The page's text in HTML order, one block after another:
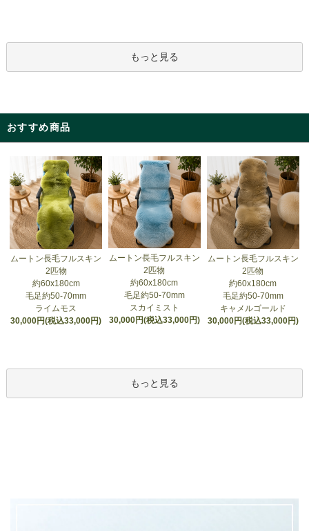
もっと見る
おすすめ商品
ムートン長毛フルスキン
2匹物
約60x180cm
毛足約50-70mm
ライムモス
30,000円(税込33,000円)
ムートン長毛フルスキン
2匹物
約60x180cm
毛足約50-70mm
スカイミスト
30,000円(税込33,000円)
ムートン長毛フルスキン
2匹物
約60x180cm
毛足約50-70mm
キャメルゴールド
30,000円(税込33,000円)
もっと見る